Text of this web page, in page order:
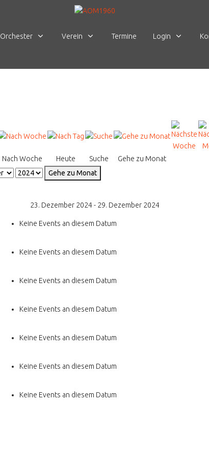
Orchester Verein Termine Login
Nach Woche Heute Suche
Gehe zu Monat
Gehe zu Monat
23. Dezember 2024 - 29. Dezember 2024
Keine Events an diesem Datum
Keine Events an diesem Datum
Keine Events an diesem Datum
Keine Events an diesem Datum
Keine Events an diesem Datum
Keine Events an diesem Datum
Keine Events an diesem Datum